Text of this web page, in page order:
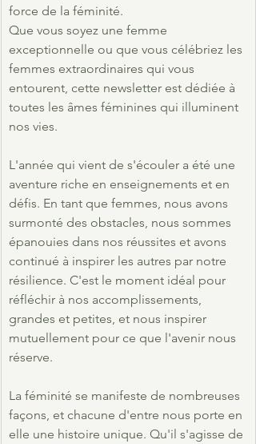
force de la féminité.
Que vous soyez une femme
exceptionnelle ou que vous célébriez les
femmes extraordinaires qui vous
entourent, cette newsletter est dédiée à
toutes les âmes féminines qui illuminent
nos vies.
L'année qui vient de s'écouler a été une
aventure riche en enseignements et en
défis. En tant que femmes, nous avons
surmonté des obstacles, nous sommes
épanouies dans nos réussites et avons
continué à inspirer les autres par notre
résilience. C'est le moment idéal pour
réfléchir à nos accomplissements,
grandes et petites, et nous inspirer
mutuellement pour ce que l'avenir nous
réserve.
La féminité se manifeste de nombreuses
façons, et chacune d'entre nous porte en
elle une histoire unique. Qu'il s'agisse de